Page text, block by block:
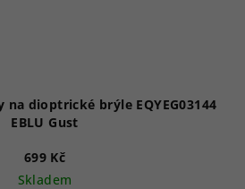
dioptrické brýle EQYEG03144
EBLU Gust
699 Kč
Skladem